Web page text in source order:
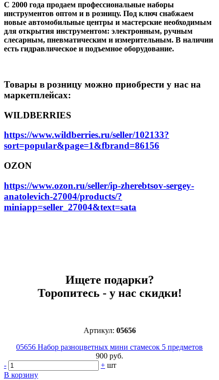
С 2000 года продаем профессиональные наборы
инструментов оптом и в розницу. Под ключ снабжаем
новые автомобильные центры и мастерские необходимым
для открытия инструментом: электронным, ручным
слесарным, пневматическим и измерительным. В наличии
есть гидравлическое и подъемное оборудование.
Товары в розницу можно приобрести у нас на
маркетплейсах:
WILDBERRIES
https://www.wildberries.ru/seller/102133?
sort=popular&page=1&fbrand=86156
OZON
https://www.ozon.ru/seller/ip-zherebtsov-sergey-
anatolevich-27004/products/?
miniapp=seller_27004&text=sata
Ищете подарки?
Торопитесь - у нас скидки!
Артикул: 05656
05656 Набор разноцветных мини стамесок 5 предметов
900 руб.
-
+ шт
В корзину